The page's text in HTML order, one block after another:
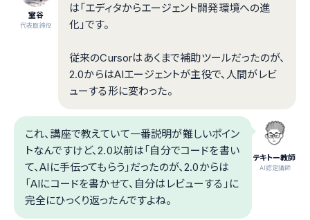
室谷
代表取締役
は「エディタからエージェント開発環境への進
化」です。
従来のCursorはあくまで補助ツールだったのが、
2.0からはAIエージェントが主役で、人間がレビ
ューする形に変わった。
テキトー教師
.AI認定講師
これ、講座で教えていて一番説明が難しいポイン
トなんですけど、2.0以前は「自分でコードを書い
て、AIに手伝ってもらう」だったのが、2.0からは
「AIにコードを書かせて、自分はレビューする」に
完全にひっくり返ったんですよね。